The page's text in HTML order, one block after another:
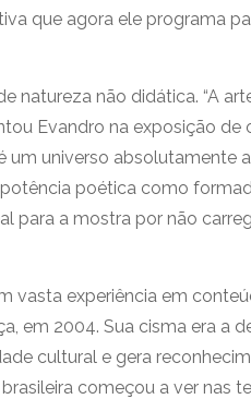
que agora ele programa
natureza não didática. “A
Evandro na exposição
universo absolutamente
poética como
para a mostra por não
vasta experiência em
em 2004. Sua cisma era a
cultural e gera
começou a ver nas